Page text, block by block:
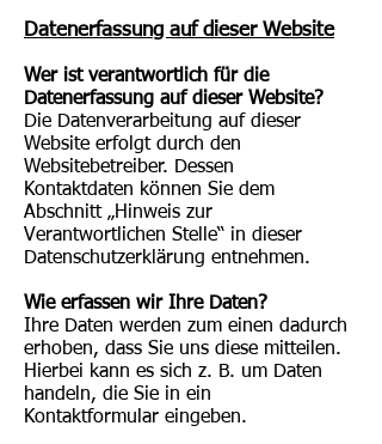
Datenerfassung auf dieser Website
Wer ist verantwortlich für die
Datenerfassung auf dieser Website?
Die Datenverarbeitung auf dieser
Website erfolgt durch den
Websitebetreiber. Dessen
Kontaktdaten können Sie dem
Abschnitt „Hinweis zur
Verantwortlichen Stelle“ in dieser
Datenschutzerklärung entnehmen.
Wie erfassen wir Ihre Daten?
Ihre Daten werden zum einen dadurch
erhoben, dass Sie uns diese mitteilen.
Hierbei kann es sich z. B. um Daten
handeln, die Sie in ein
Kontaktformular eingeben.